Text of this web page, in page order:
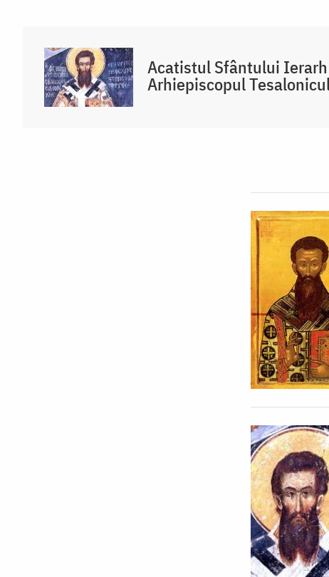
Acatistul Sfântului
Arhiepiscopul